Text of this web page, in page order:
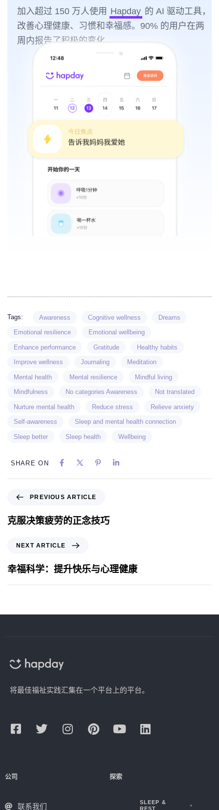
加入超过 150 万人使用 Hapday 的 AI 驱动工具，
改善心理健康、习惯和幸福感。90% 的用户在两
周内报告了积极的变化。
Tags: Awareness Cognitive wellness Dreams
Emotional resilience Emotional wellbeing
Enhance performance Gratitude Healthy habits
Improve wellness Journaling Meditation
Mental health Mental resilience Mindful living
Mindfulness No categories Awareness Not translated
Nurture mental health Reduce stress Relieve anxiety
Self-awareness Sleep and mental health connection
Sleep better Sleep health Wellbeing
SHARE ON
PREVIOUS ARTICLE
克服决策疲劳的正念技巧
NEXT ARTICLE
幸福科学：提升快乐与心理健康
将最佳福祉实践汇集在一个平台上的平台。
公司
联系我们
探索
SLEEP &
REST